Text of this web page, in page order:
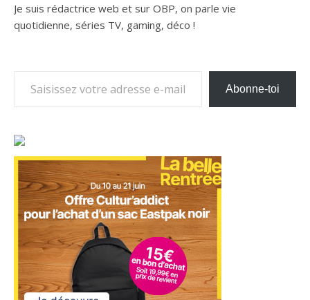
Je suis rédactrice web et sur OBP, on parle vie
quotidienne, séries TV, gaming, déco !
Abonne-toi